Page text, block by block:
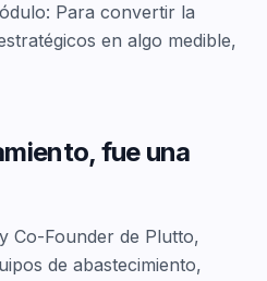
Para convertir la
en algo medible,
fue una
Co-Founder de Plutto,
de abastecimiento,